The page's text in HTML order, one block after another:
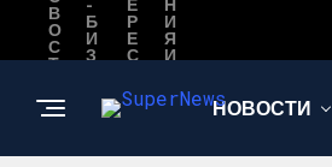
В
О
С
Т
-
Б
И
З
Е
Р
Е
С
О
Е
Н
И
Я
И
Ю
Б
Ь
НОВОСТИ